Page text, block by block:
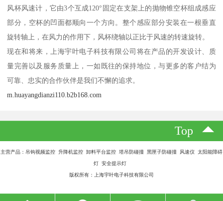
风杯风速计，它由3个互成120°固定在支架上的抛物锥空杯组成感应
部分，空杯的凹面都顺向一个方向。整个感应部分安装在一根垂直
旋转轴上，在风力的作用下，风杯绕轴以正比于风速的转速旋转。
现在和将来，上海宇叶电子科技有限公司将在产品的开发设计、质
量完善以及服务质量上，一如既往的保持地位，与更多的客户结为
可靠、忠实的合作伙伴是我们不懈的追求。
m.huayangdianzi110.b2b168.com
Top
主营产品：吊钩视频监控 升降机监控 卸料平台监控 塔吊防碰撞 黑匣子防碰撞 风速仪 太阳能障碍
灯 安全提示灯
版权所有：上海宇叶电子科技有限公司